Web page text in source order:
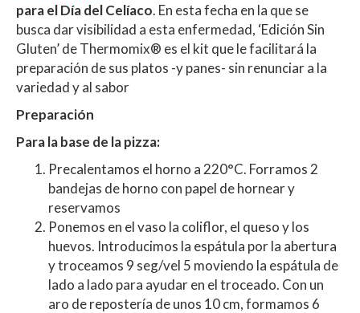
para el Día del Celíaco. En esta fecha en la que se
busca dar visibilidad a esta enfermedad, ‘Edición Sin
Gluten’ de Thermomix® es el kit que le facilitará la
preparación de sus platos -y panes- sin renunciar a la
variedad y al sabor
Preparación
Para la base de la pizza:
Precalentamos el horno a 220°C. Forramos 2
bandejas de horno con papel de hornear y
reservamos
Ponemos en el vaso la coliflor, el queso y los
huevos. Introducimos la espátula por la abertura
y troceamos 9 seg/vel 5 moviendo la espátula de
lado a lado para ayudar en el troceado. Con un
aro de repostería de unos 10 cm, formamos 6